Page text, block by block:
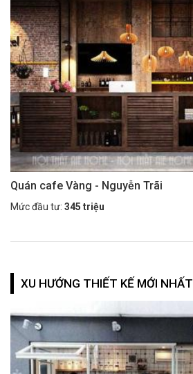
Quán cafe Vàng - Nguyễn Trãi
Mức đầu tư: 345 triệu
XU HƯỚNG THIẾT KẾ MỚI NHẤT